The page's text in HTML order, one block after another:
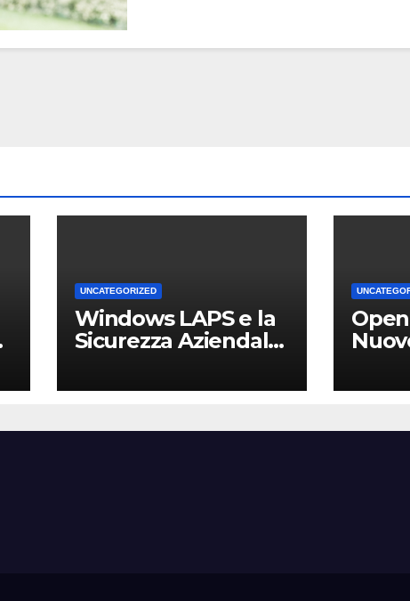
UNCATEGORIZED
Windows LAPS e la
Sicurezza Aziendale:
Competitivo per le